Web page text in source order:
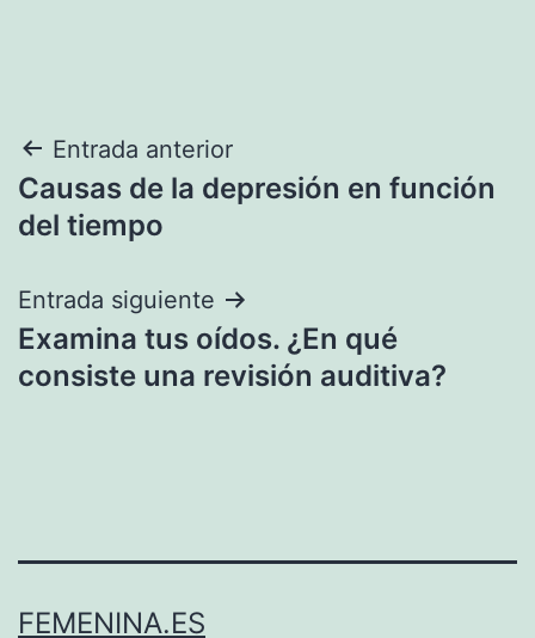
Navegación
de
Entrada anterior
Causas de la depresión en función
del tiempo
Entrada siguiente
Examina tus oídos. ¿En qué
consiste una revisión auditiva?
FEMENINA.ES